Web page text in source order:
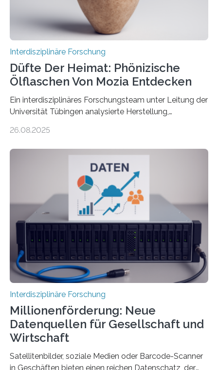
Zukunftstechnologie, um Negativemissionen zu heben“.
Wissenschaftlerinnen…
Interdisziplinäre Forschung
Düfte Der Heimat: Phönizische
Ölflaschen Von Mozia Entdecken
Ein interdisziplinäres Forschungsteam unter Leitung der
Universität Tübingen analysierte Herstellung,
aus der phönizischen Siedlung Mozia, vor der Küste
Rolle von Düften für die Identitätsbildung, die
Erinnerungskultur sowie den interkulturellen Austausch
im Mittelmeerraum der Eisenzeit. Zum ersten Mal hat
ein interdisziplinäres Forscherteam eine umfassende
Analyse der Herstellung, Technologie und Inhalte von
51 keramischen Ölgefäßen aus der phönizischen
Siedlung Mozia auf…
26.08.2025
Interdisziplinäre Forschung
Millionenförderung: Neue
Datenquellen für Gesellschaft und
Wirtschaft
Satellitenbilder, soziale Medien oder Barcode-Scanner
in Geschäften bieten einen reichen Datenschatz, der